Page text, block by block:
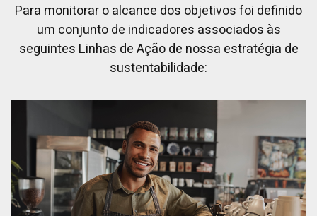
Para monitorar o alcance dos objetivos foi definido
um conjunto de indicadores associados às
seguintes Linhas de Ação de nossa estratégia de
sustentabilidade: